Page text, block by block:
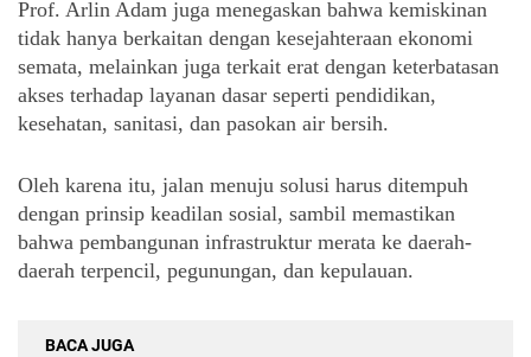
Prof. Arlin Adam juga menegaskan bahwa kemiskinan
tidak hanya berkaitan dengan kesejahteraan ekonomi
semata, melainkan juga terkait erat dengan keterbatasan
akses terhadap layanan dasar seperti pendidikan,
kesehatan, sanitasi, dan pasokan air bersih.
Oleh karena itu, jalan menuju solusi harus ditempuh
dengan prinsip keadilan sosial, sambil memastikan
bahwa pembangunan infrastruktur merata ke daerah-
daerah terpencil, pegunungan, dan kepulauan.
BACA JUGA